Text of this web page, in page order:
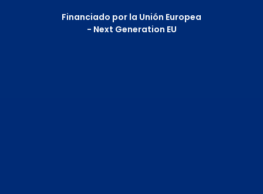
Financiado por la Unión Europea
- Next Generation EU